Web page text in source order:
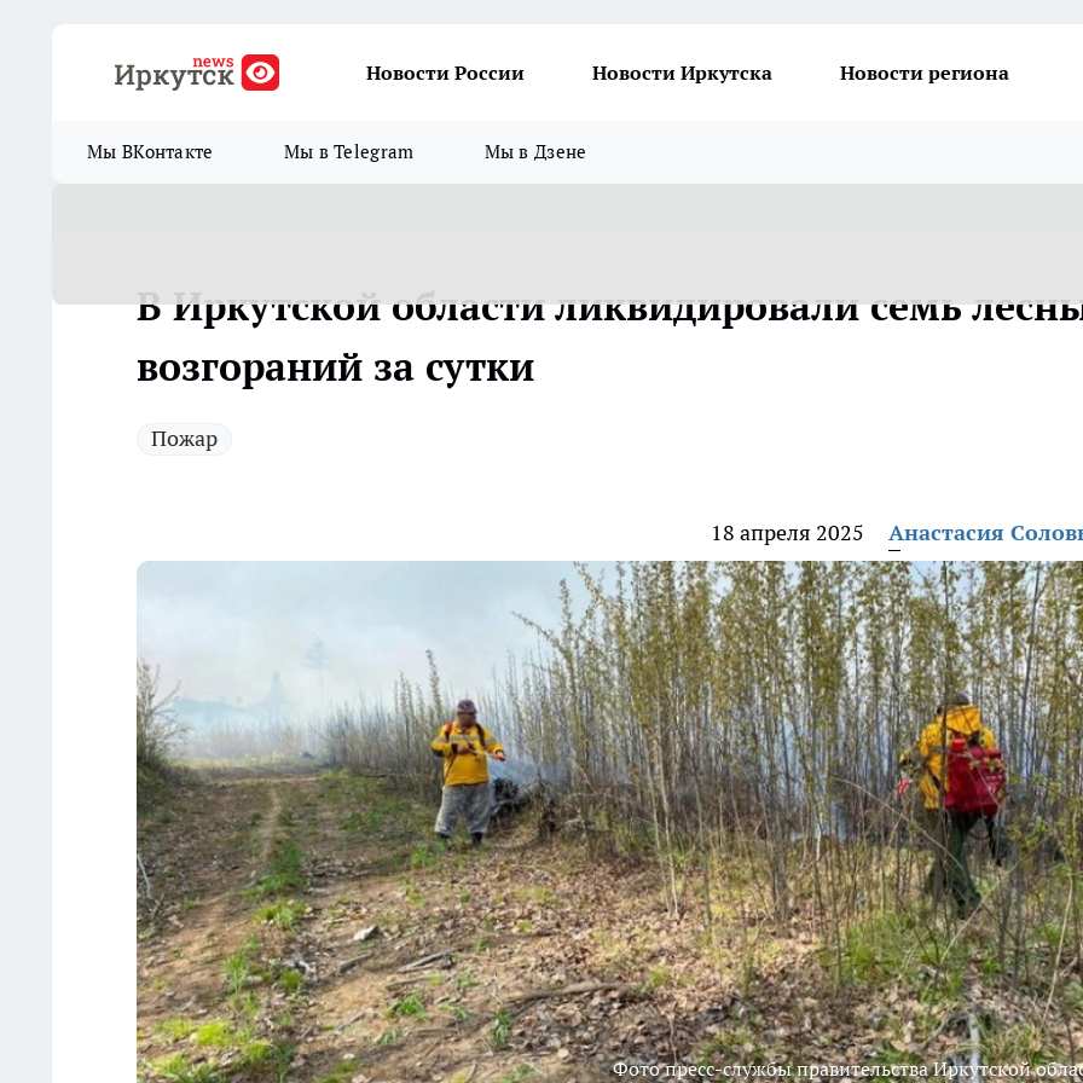
Новости России Новости Иркутска Новости региона
Мы ВКонтакте Мы в Telegram Мы в Дзене
В Иркутской области ликвидировали семь
возгораний за сутки
Пожар
18 апреля 2025 Анастасия
Фото пресс-службы правительства Иркутской